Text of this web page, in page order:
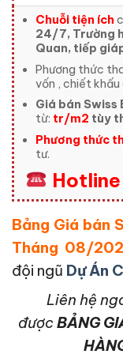
Chuỗi tiện ích
24/7, Trường
Quan, tiếp
Phương thức
vốn , chiết khấu
Giá bán Swiss
từ: tr/m2 tùy
Phương thức
tư.
Bảng Giá bán
Tháng 08/
đội ngũ Dự Án
Liên hệ
được BẢNG